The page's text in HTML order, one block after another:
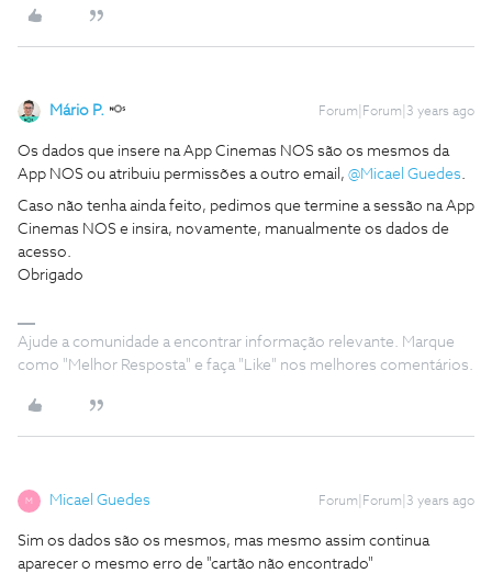
Mário P. Forum|Forum|3 years ago
Os dados que insere na App Cinemas NOS são os mesmos da
App NOS ou atribuiu permissões a outro email, @Micael Guedes.
Caso não tenha ainda feito, pedimos que termine a sessão na App
Cinemas NOS e insira, novamente, manualmente os dados de
acesso.
Obrigado
Ajude a comunidade a encontrar informação relevante. Marque
como "Melhor Resposta" e faça "Like" nos melhores comentários.
M Micael Guedes Forum|Forum|3 years ago
Sim os dados são os mesmos, mas mesmo assim continua
aparecer o mesmo erro de "cartão não encontrado"